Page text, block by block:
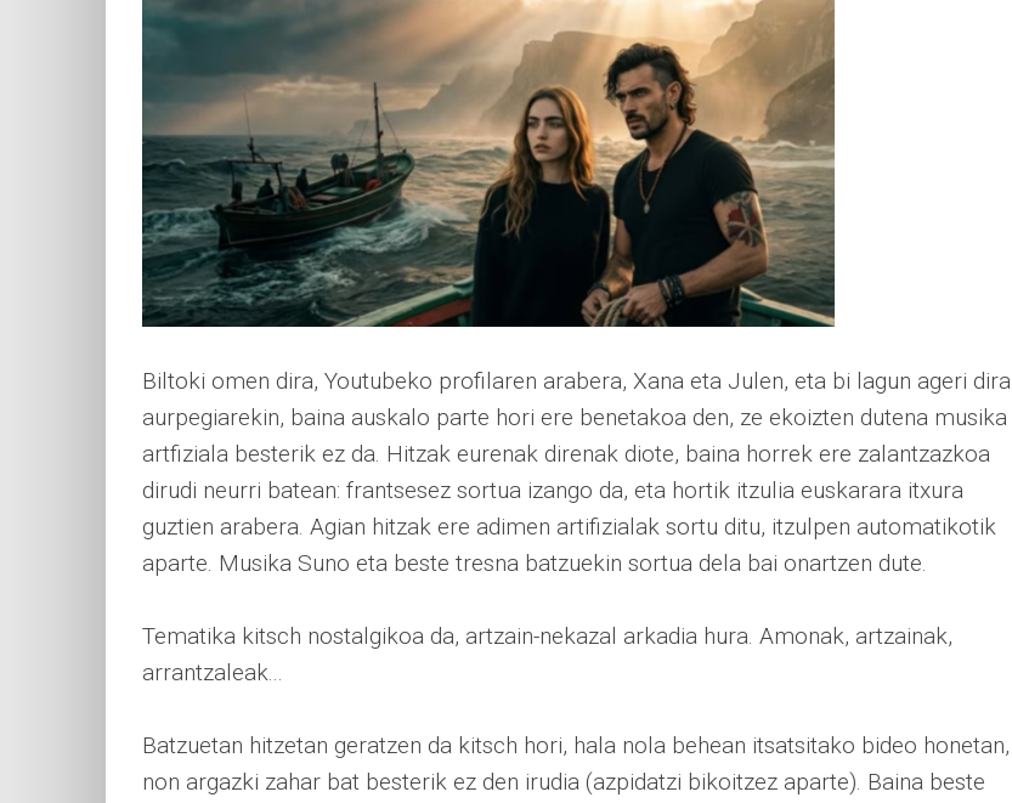
Biltoki omen dira, Youtubeko profilaren arabera, Xana eta Julen, eta bi lagun ageri dira
aurpegiarekin, baina auskalo parte hori ere benetakoa den, ze ekoizten dutena musika
artfiziala besterik ez da. Hitzak eurenak direnak diote, baina horrek ere zalantzazkoa
dirudi neurri batean: frantsesez sortua izango da, eta hortik itzulia euskarara itxura
guztien arabera. Agian hitzak ere adimen artifizialak sortu ditu, itzulpen automatikotik
aparte. Musika Suno eta beste tresna batzuekin sortua dela bai onartzen dute.
Tematika kitsch nostalgikoa da, artzain-nekazal arkadia hura. Amonak, artzainak,
arrantzaleak...
Batzuetan hitzetan geratzen da kitsch hori, hala nola behean itsatsitako bideo honetan,
non argazki zahar bat besterik ez den irudia (azpidatzi bikoitzez aparte). Baina beste